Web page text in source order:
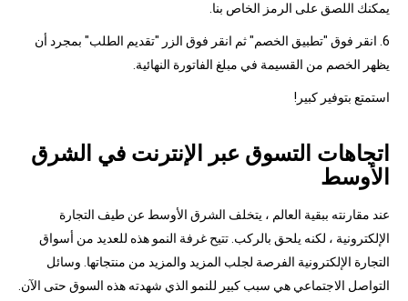
يمكنك اللصق على الرمز الخاص بنا.
6. انقر فوق "تطبيق الخصم" ثم انقر فوق الزر "تقديم الطلب" بمجرد أن
يظهر الخصم من القسيمة في مبلغ الفاتورة النهائية.
استمتع بتوفير كبير!
اتجاهات التسوق عبر الإنترنت في الشرق
الأوسط
عند مقارنته ببقية العالم ، يتخلف الشرق الأوسط عن طيف التجارة
الإلكترونية ، لكنه يلحق بالركب. تتيح غرفة النمو هذه للعديد من أسواق
التجارة الإلكترونية الفرصة لجلب المزيد والمزيد من منتجاتها. وسائل
التواصل الاجتماعي هي سبب كبير للنمو الذي شهدته هذه السوق حتى الآن.